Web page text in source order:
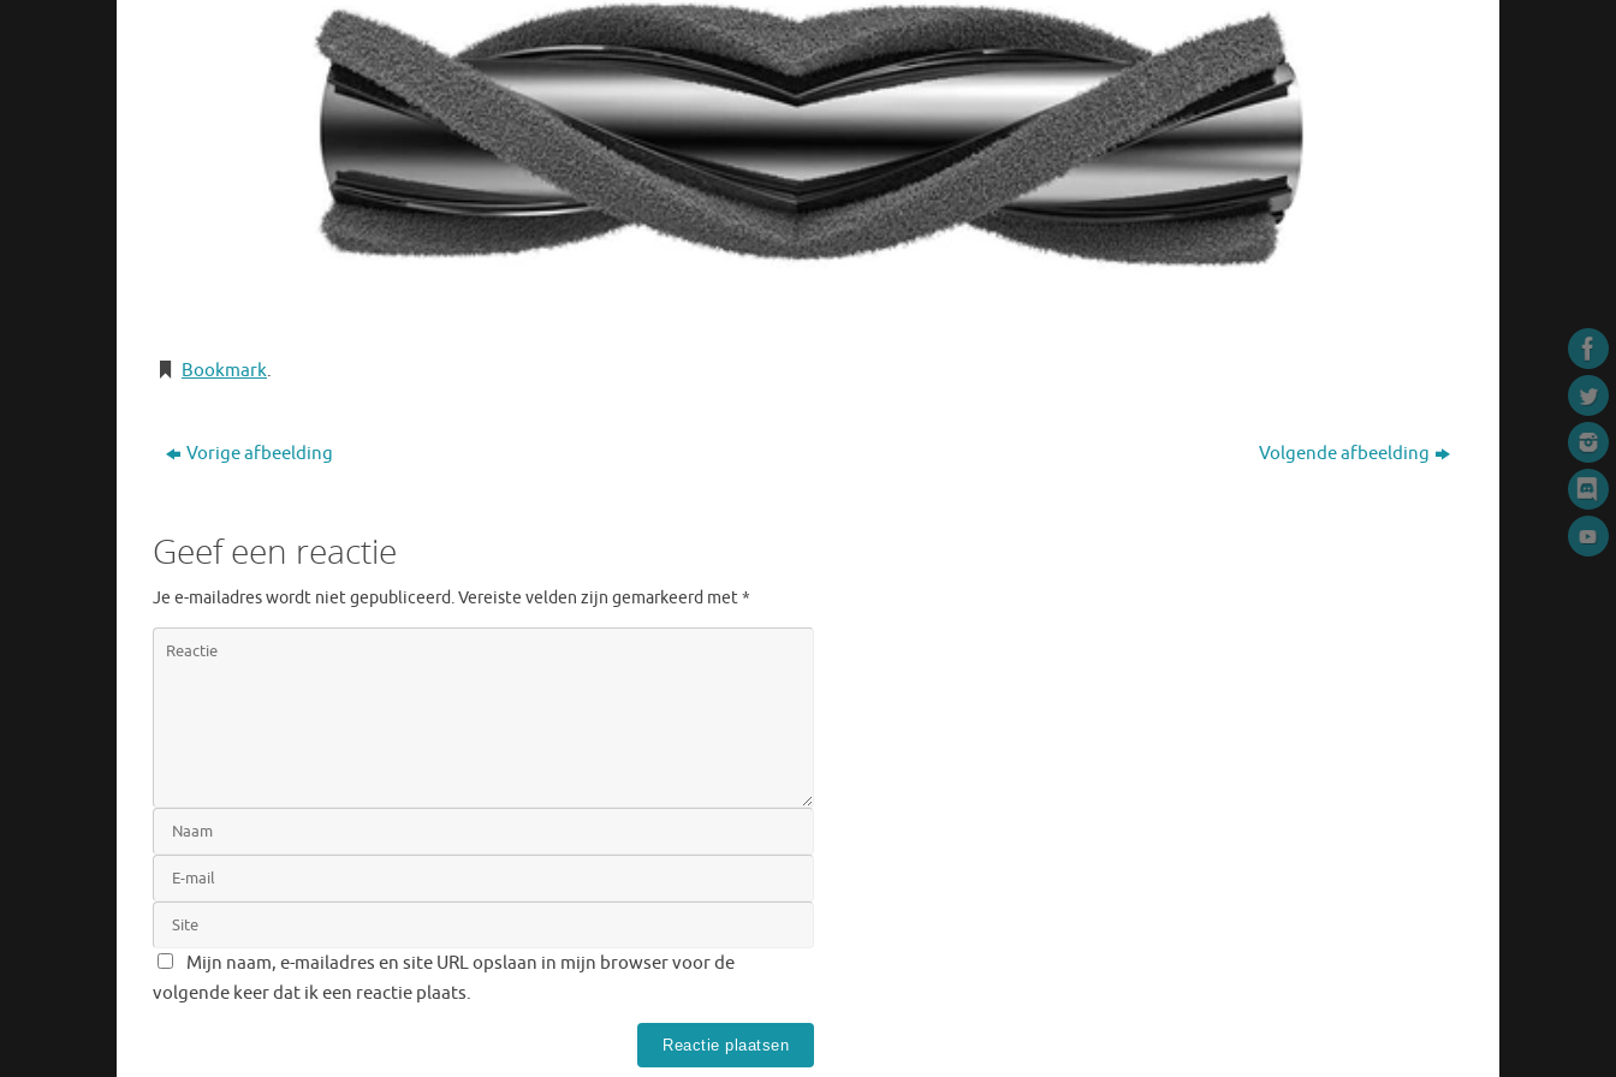
Bookmark.
Vorige afbeelding Volgende afbeelding
Geef een reactie
Je e-mailadres wordt niet gepubliceerd.Vereiste velden zijn gemarkeerd met*
Mijn naam, e-mailadres en site URL opslaan in mijn browser voor de
volgende keer dat ik een reactie plaats.